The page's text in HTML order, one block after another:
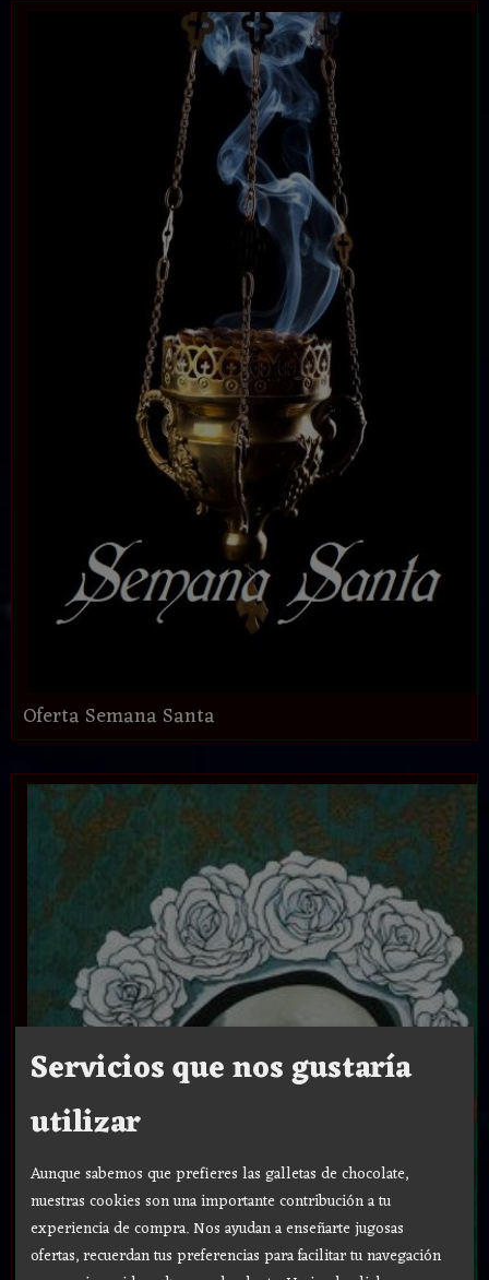
Oferta Semana Santa
Servicios que nos gustaría
utilizar
Aunque sabemos que prefieres las galletas de chocolate,
nuestras cookies son una importante contribución a tu
experiencia de compra. Nos ayudan a enseñarte jugosas
ofertas, recuerdan tus preferencias para facilitar tu navegación